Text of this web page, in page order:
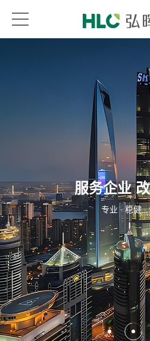
服务企业
专业 · 稳健 ·